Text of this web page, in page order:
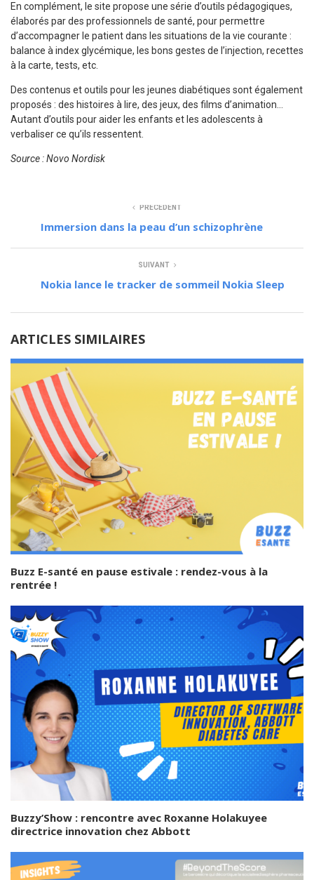
En complément, le site propose une série d’outils pédagogiques,
élaborés par des professionnels de santé, pour permettre
d’accompagner le patient dans les situations de la vie courante :
balance à index glycémique, les bons gestes de l’injection, recettes
à la carte, tests, etc.
Des contenus et outils pour les jeunes diabétiques sont également
proposés : des histoires à lire, des jeux, des films d’animation…
Autant d’outils pour aider les enfants et les adolescents à
verbaliser ce qu’ils ressentent.
Source : Novo Nordisk
PRÉCÉDENT
Immersion dans la peau d’un schizophrène
SUIVANT
Nokia lance le tracker de sommeil Nokia Sleep
ARTICLES SIMILAIRES
Buzz E-santé en pause estivale : rendez-vous à la
rentrée !
Buzzy’Show : rencontre avec Roxanne Holakuyee
directrice innovation chez Abbott